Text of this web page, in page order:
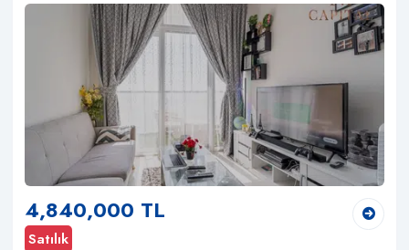
4,840,000 TL
Satılık